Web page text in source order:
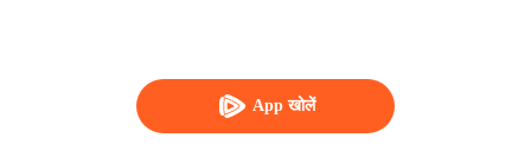
App खोलें